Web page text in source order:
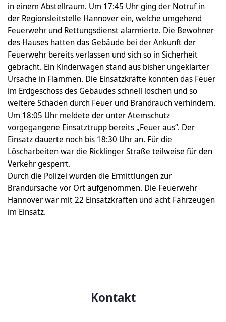
in einem Abstellraum. Um 17:45 Uhr ging der Notruf in
der Regionsleitstelle Hannover ein, welche umgehend
Feuerwehr und Rettungsdienst alarmierte. Die Bewohner
des Hauses hatten das Gebäude bei der Ankunft der
Feuerwehr bereits verlassen und sich so in Sicherheit
gebracht. Ein Kinderwagen stand aus bisher ungeklärter
Ursache in Flammen. Die Einsatzkräfte konnten das Feuer
im Erdgeschoss des Gebäudes schnell löschen und so
weitere Schäden durch Feuer und Brandrauch verhindern.
Um 18:05 Uhr meldete der unter Atemschutz
vorgegangene Einsatztrupp bereits „Feuer aus“. Der
Einsatz dauerte noch bis 18:30 Uhr an. Für die
Löscharbeiten war die Ricklinger Straße teilweise für den
Verkehr gesperrt.
Durch die Polizei wurden die Ermittlungen zur
Brandursache vor Ort aufgenommen. Die Feuerwehr
Hannover war mit 22 Einsatzkräften und acht Fahrzeugen
im Einsatz.
Kontakt